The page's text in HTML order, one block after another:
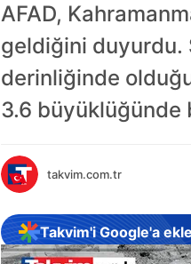
AFAD,
geldiğini duyurdu.
derinliğinde
3.6 büyüklüğünde
takvim.com.tr
Takvim'i Google'a